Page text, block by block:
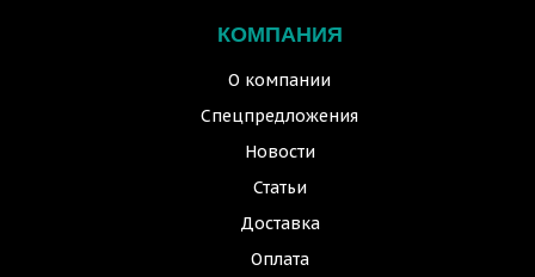
КОМПАНИЯ
О компании
Спецпредложения
Новости
Статьи
Доставка
Оплата